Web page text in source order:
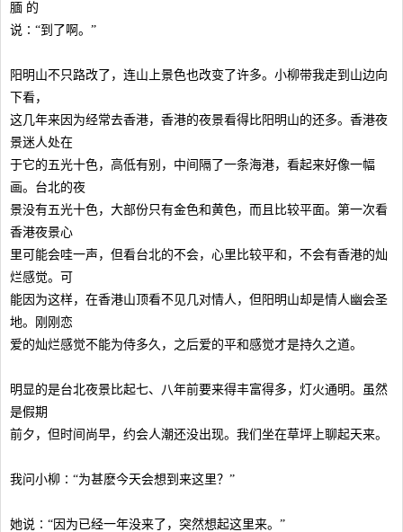
腼 的
说∶“到了啊。”
阳明山不只路改了，连山上景色也改变了许多。小柳带我走到山边向
下看，
这几年来因为经常去香港，香港的夜景看得比阳明山的还多。香港夜
景迷人处在
于它的五光十色，高低有别，中间隔了一条海港，看起来好像一幅
画。台北的夜
景没有五光十色，大部份只有金色和黄色，而且比较平面。第一次看
香港夜景心
里可能会哇一声，但看台北的不会，心里比较平和，不会有香港的灿
烂感觉。可
能因为这样，在香港山顶看不见几对情人，但阳明山却是情人幽会圣
地。刚刚恋
爱的灿烂感觉不能为侍多久，之后爱的平和感觉才是持久之道。
明显的是台北夜景比起七、八年前要来得丰富得多，灯火通明。虽然
是假期
前夕，但时间尚早，约会人潮还没出现。我们坐在草坪上聊起天来。
我问小柳∶“为甚麽今天会想到来这里？”
她说∶“因为已经一年没来了，突然想起这里来。”